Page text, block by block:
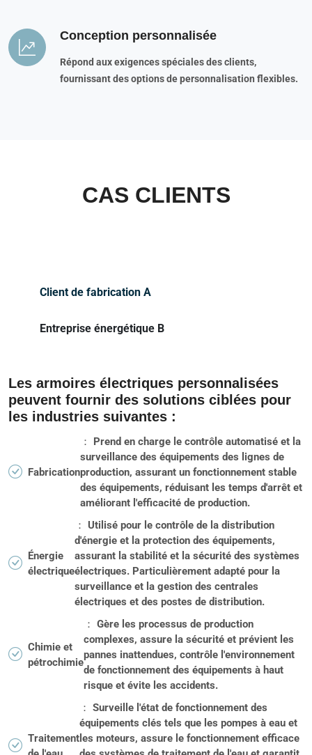
Conception personnalisée
Répond aux exigences spéciales des clients,
fournissant des options de personnalisation flexibles.
CAS CLIENTS
Client de fabrication A
Entreprise énergétique B
Les armoires électriques personnalisées
peuvent fournir des solutions ciblées pour
les industries suivantes :
Fabrication
： Prend en charge le contrôle automatisé et la
surveillance des équipements des lignes de
production, assurant un fonctionnement stable
des équipements, réduisant les temps d'arrêt et
améliorant l'efficacité de production.
Énergie
électrique
： Utilisé pour le contrôle de la distribution
d'énergie et la protection des équipements,
assurant la stabilité et la sécurité des systèmes
électriques. Particulièrement adapté pour la
surveillance et la gestion des centrales
électriques et des postes de distribution.
Chimie et
pétrochimie
： Gère les processus de production
complexes, assure la sécurité et prévient les
pannes inattendues, contrôle l'environnement
de fonctionnement des équipements à haut
risque et évite les accidents.
Traitement
： Surveille l'état de fonctionnement des
équipements clés tels que les pompes à eau et
les moteurs, assure le fonctionnement efficace